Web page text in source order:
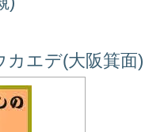
エデ(大阪箕面)